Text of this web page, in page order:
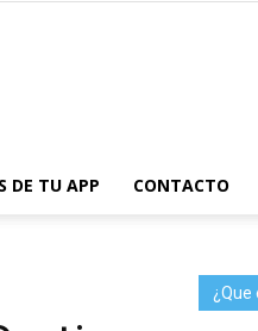
DE TU APP CONTACTO
¿Que